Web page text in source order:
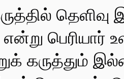
தெளிவு
பெரியார்
கருத்தும்